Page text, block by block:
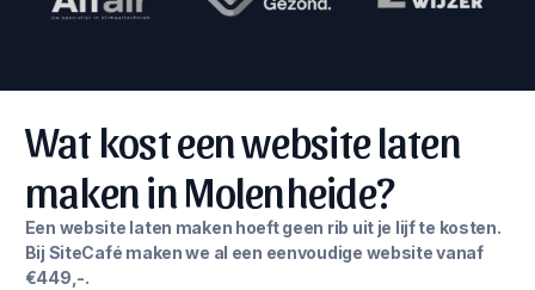
Wat kost een website laten
maken in Molenheide?
Een website laten maken hoeft geen rib uit je lijf te kosten.
Bij SiteCafé maken we al een eenvoudige website vanaf
€449,-.